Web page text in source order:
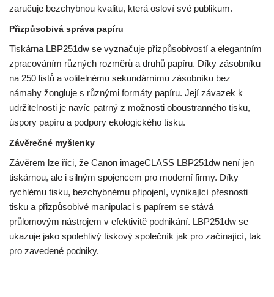
zaručuje bezchybnou kvalitu, která osloví své publikum.
Přizpůsobivá správa papíru
Tiskárna LBP251dw se vyznačuje přizpůsobivostí a elegantním
zpracováním různých rozměrů a druhů papíru. Díky zásobníku
na 250 listů a volitelnému sekundárnímu zásobníku bez
námahy žongluje s různými formáty papíru. Její závazek k
udržitelnosti je navíc patrný z možnosti oboustranného tisku,
úspory papíru a podpory ekologického tisku.
Závěrečné myšlenky
Závěrem lze říci, že Canon imageCLASS LBP251dw není jen
tiskárnou, ale i silným spojencem pro moderní firmy. Díky
rychlému tisku, bezchybnému připojení, vynikající přesnosti
tisku a přizpůsobivé manipulaci s papírem se stává
průlomovým nástrojem v efektivitě podnikání. LBP251dw se
ukazuje jako spolehlivý tiskový společník jak pro začínající, tak
pro zavedené podniky.